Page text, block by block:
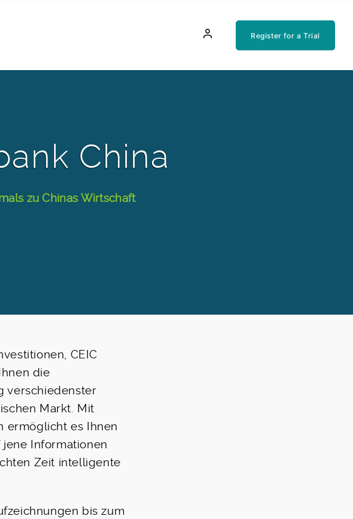
Register for a Trial
China
zu Chinas Wirtschaft
CEIC
die
verschiedenster
Markt. Mit
ermöglicht es Ihnen
Informationen
Zeit intelligente
bis zum